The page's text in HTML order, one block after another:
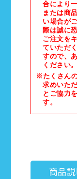
合により
または商
い場合が
際は誠に
ご注文を
ていただ
すので、
ください。
※たくさん
求めいた
とご協力
す。
商品